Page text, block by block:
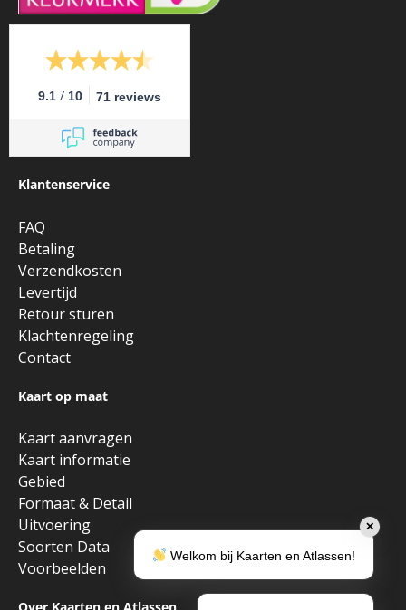
9.1 / 10 71 reviews
Klantenservice
FAQ
Betaling
Verzendkosten
Levertijd
Retour sturen
Klachtenregeling
Contact
Kaart op maat
Kaart aanvragen
Kaart informatie
Gebied
Formaat & Detail
Uitvoering
Soorten Data
Voorbeelden
✕
Welkom bij Kaarten en Atlassen!